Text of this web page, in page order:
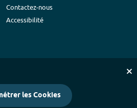
Contactez-nous
Accessibilité
les Cookies